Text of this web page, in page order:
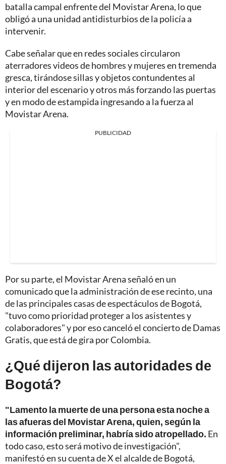
batalla campal enfrente del Movistar Arena, lo que
obligó a una unidad antidisturbios de la policía a
intervenir.
Cabe señalar que en redes sociales circularon
aterradores videos de hombres y mujeres en tremenda
gresca, tirándose sillas y objetos contundentes al
interior del escenario y otros más forzando las puertas
y en modo de estampida ingresando a la fuerza al
Movistar Arena.
PUBLICIDAD
Por su parte, el Movistar Arena señaló en un
comunicado que la administración de ese recinto, una
de las principales casas de espectáculos de Bogotá,
"tuvo como prioridad proteger a los asistentes y
colaboradores" y por eso canceló el concierto de Damas
Gratis, que está de gira por Colombia.
¿Qué dijeron las autoridades de
Bogotá?
"Lamento la muerte de una persona esta noche a
las afueras del Movistar Arena, quien, según la
información preliminar, habría sido atropellado. En
todo caso, esto será motivo de investigación",
manifestó en su cuenta de X el alcalde de Bogotá,